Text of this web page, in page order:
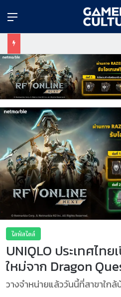
Menu
ไลฟ์สไตล์
UNIQLO ประเทศไท
ใหม่จาก Dragon
วางจำหน่ายแล้ววันนี้ที่สาขาใกล้